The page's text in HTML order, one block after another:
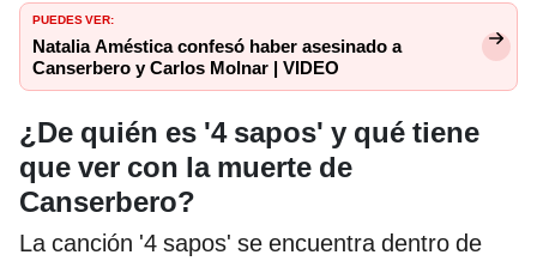
PUEDES VER:
Natalia Améstica confesó haber asesinado a
Canserbero y Carlos Molnar | VIDEO
¿De quién es '4 sapos' y qué tiene
que ver con la muerte de
Canserbero?
La canción '4 sapos' se encuentra dentro de